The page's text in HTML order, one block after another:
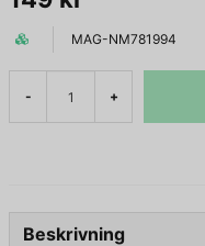
MAG-NM781994
- +
Beskrivning